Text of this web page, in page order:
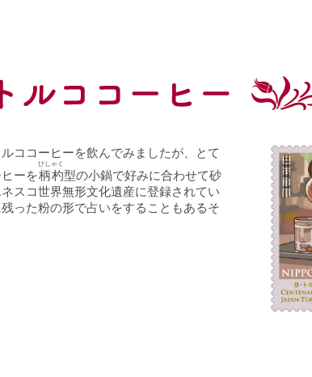
ココーヒーを飲んでみましたが、とて
ーを柄杓
ひしゃく
型の小鍋で好みに合わせて砂
スコ世界無形文化遺産に登録されてい
った粉の形で占いをすることもあるそ